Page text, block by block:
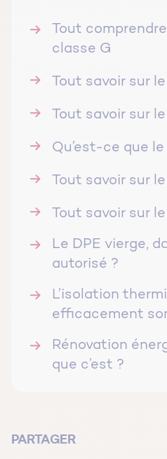
Tout
classe G
Tout savoir sur
Tout savoir sur
Qu’est-ce que
Tout savoir sur
Tout savoir sur
Le DPE vierge,
autorisé ?
L’isolation
efficacement
Rénovation
que c’est ?
PARTAGER